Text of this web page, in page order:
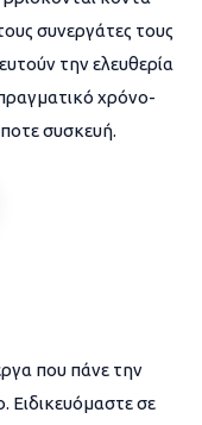
συνεργάτες τους
την ελευθερία
χρόνο-
συσκευή.
που πάνε την
Ειδικευόμαστε σε